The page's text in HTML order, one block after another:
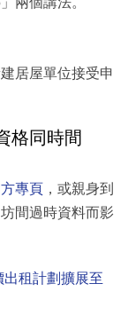
居屋單位接受申
格同時間
專頁 ，或親身到
間過時資料而影
租計劃擴展至